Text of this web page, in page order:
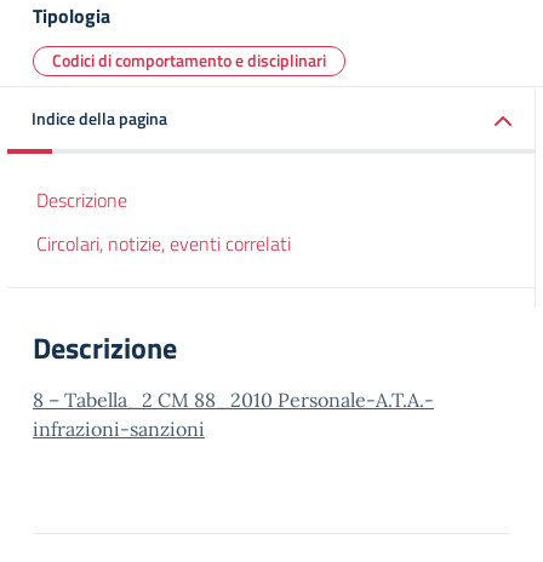
Tipologia
Codici di comportamento e disciplinari
Indice della pagina
Descrizione
Circolari, notizie, eventi correlati
Descrizione
8 – Tabella_2 CM 88_2010 Personale-A.T.A.-
infrazioni-sanzioni